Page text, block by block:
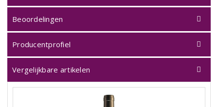
Beoordelingen
Producentprofiel
Vergelijkbare artikelen